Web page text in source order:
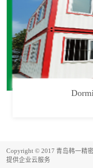
Copyright © 2017 青岛韩一精
提供企业云服务